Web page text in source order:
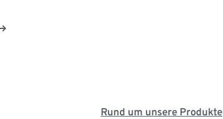
Rund um unsere Produkte